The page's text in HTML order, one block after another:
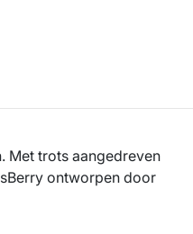
Met trots aangedreven
ontworpen door